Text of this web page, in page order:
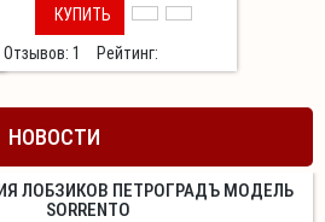
КУПИТЬ
Отзывов: 1
Рейтинг:
НОВОСТИ
ЛОБЗИКОВ ПЕТРОГРАДЪ МОДЕЛЬ
SORRENTO